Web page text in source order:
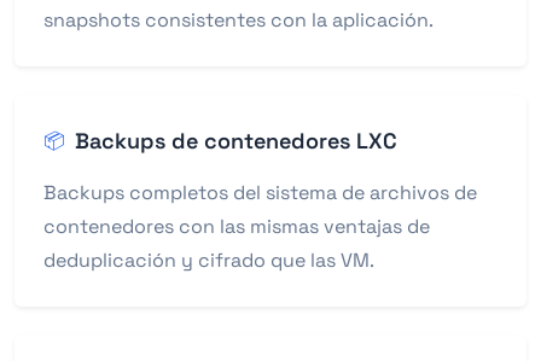
snapshots consistentes con la aplicación.
📦 Backups de contenedores LXC
Backups completos del sistema de archivos de
contenedores con las mismas ventajas de
deduplicación y cifrado que las VM.